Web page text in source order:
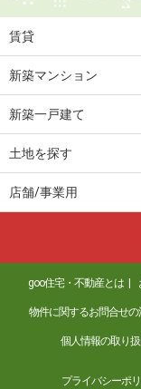
賃貸
新築マンション
新築一戸建て
土地を探す
店舗/事業用
goo住宅・不動産とは
物件に関するお問合せの
個人情報の取り
プライバシーポ